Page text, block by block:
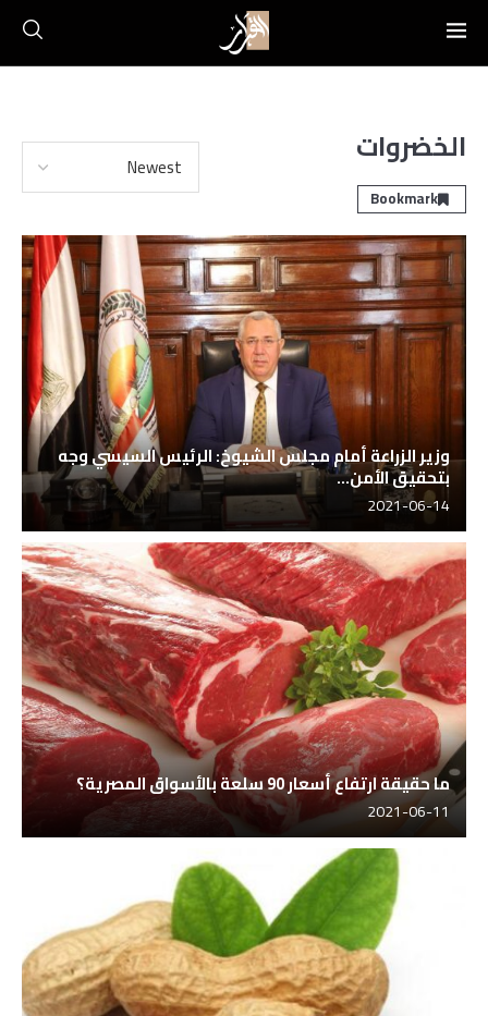
الخضروات
Bookmark
وزير الزراعة أمام مجلس الشيوخ: الرئيس السيسي وجه
بتحقيق الأمن...
2021-06-14
ما حقيقة ارتفاع أسعار 90 سلعة بالأسواق المصرية؟
2021-06-11